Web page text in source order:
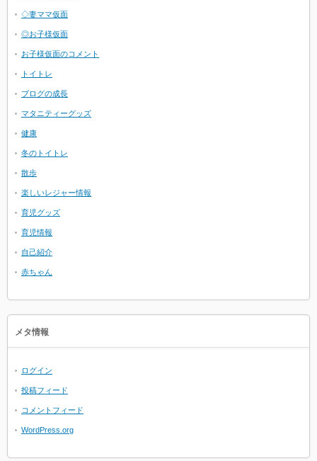
◇妻ママ仮面
◎お子様仮面
お子様仮面のコメント
トイトレ
ブログの成長
マタニティーグッズ
健康
冬のトイトレ
散歩
楽しいレジャー情報
育児グッズ
育児情報
自己紹介
赤ちゃん
メタ情報
ログイン
投稿フィード
コメントフィード
WordPress.org